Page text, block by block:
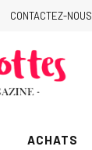
CONTACTEZ-NOUS
ACHATS